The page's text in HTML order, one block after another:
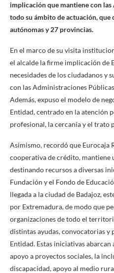
implicación que mantiene con
todo su ámbito de actuación, que
autónomas y 27 provincias.
En el marco de su visita
el alcalde la firme implicación de
necesidades de los ciudadanos y
con las Administraciones
Además, expuso el modelo de
Entidad, centrado en la atención
profesional, la cercanía y el trato
Asimismo, recordó que Eurocaja
cooperativa de crédito, mantiene
destinando recursos a diversas
Fundación y el Fondo de
llegada a la ciudad de Badajoz,
por Extremadura, de modo que
organizaciones de todo el
distintas ayudas, convocatorias y
Entidad. Estas iniciativas
apoyo a proyectos sociales, la
discapacidad, apoyo al medio